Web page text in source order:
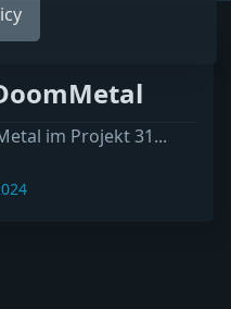
im Projekt 31...